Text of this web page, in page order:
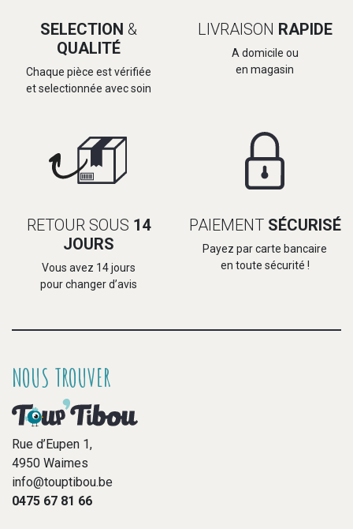
SELECTION &
QUALITÉ
Chaque pièce est vérifiée
et selectionnée avec soin
LIVRAISON RAPIDE
A domicile ou
en magasin
RETOUR SOUS 14
JOURS
Vous avez 14 jours
pour changer d’avis
PAIEMENT SÉCURISÉ
Payez par carte bancaire
en toute sécurité !
NOUS TROUVER
Rue d’Eupen 1,
4950 Waimes
info@touptibou.be
0475 67 81 66